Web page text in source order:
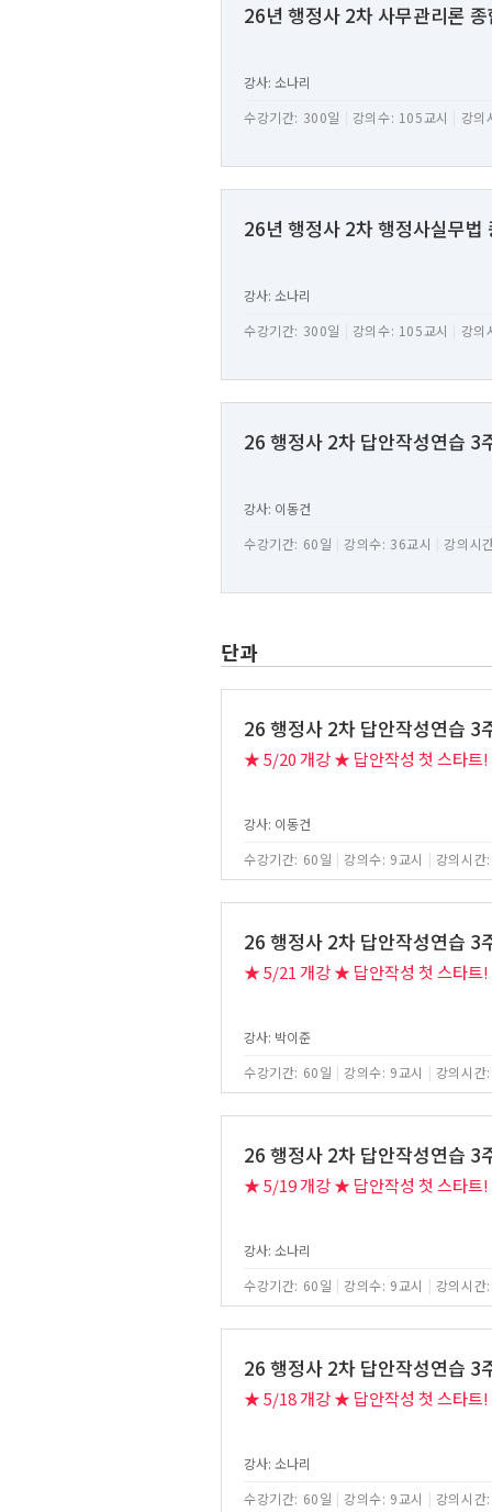
26년 행정사 2차 사무관리론
강사: 소나리
수강기간: 300일
강의수: 105교시 강의
26년 행정사 2차 행정사실무법
강사: 소나리
수강기간: 300일
강의수: 105교시 강의
26 행정사 2차 답안작성연습 3
강사: 이동건
수강기간: 60일
강의수: 36교시 강의시
단과
26 행정사 2차 답안작성연습 3
★ 5/20 개강 ★ 답안작성 첫 스타트!
강사: 이동건
수강기간: 60일 | 강의수: 9교시 | 강의시
26 행정사 2차 답안작성연습 3
★ 5/21 개강 ★ 답안작성 첫 스타트!
강사: 박이준
수강기간: 60일 | 강의수: 9교시 | 강의시
26 행정사 2차 답안작성연습 3
★ 5/19 개강 ★ 답안작성 첫 스타트!
강사: 소나리
수강기간: 60일 | 강의수: 9교시 | 강의시
26 행정사 2차 답안작성연습 3
★ 5/18 개강 ★ 답안작성 첫 스타트!
강사: 소나리
수강기간: 60일 | 강의수: 9교시 | 강의시